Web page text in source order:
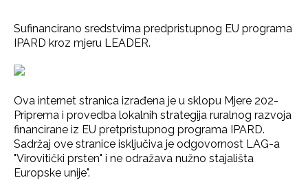
Sufinancirano sredstvima predpristupnog EU programa
IPARD kroz mjeru LEADER.
Ova internet stranica izrađena je u sklopu Mjere 202-
Priprema i provedba lokalnih strategija ruralnog razvoja
financirane iz EU pretpristupnog programa IPARD.
Sadržaj ove stranice isključiva je odgovornost LAG-a
"Virovitički prsten" i ne odražava nužno stajališta
Europske unije".